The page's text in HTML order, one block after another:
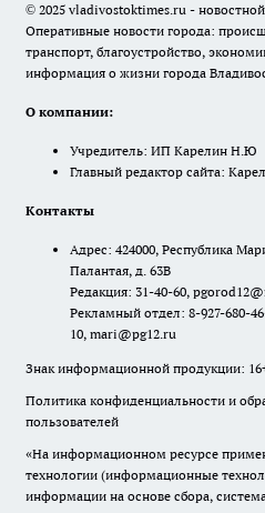
© 2025 vladivostoktimes.ru -
Оперативные новости города:
транспорт, благоустройство,
информация о жизни города
О компании:
Учредитель: ИП Карелин Н.Ю
Главный редактор сайта:
Контакты
Адрес: 424000, Республика
Палантая, д. 63В
Редакция: 31-40-60,
Рекламный отдел: 8-927-680-
10, mari@pg12.ru
Знак информационной продукции:
Политика конфиденциальности и
пользователей
«На информационном ресурсе
технологии (информационные
информации на основе сбора,